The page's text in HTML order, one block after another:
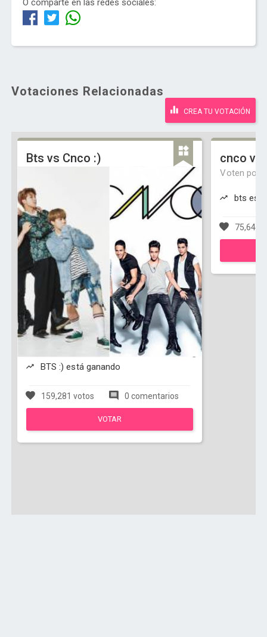
O comparte en las redes sociales:
Votaciones Relacionadas
CREA TU VOTACIÓN
Bts vs Cnco :)
BTS :) está ganando
159,281 votos 0 comentarios
VOTAR
cnco vs
Voten por
bts
75,648